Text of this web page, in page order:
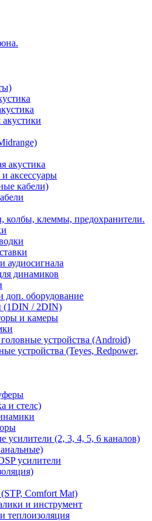
акустика
аксессуары
кабели)
колбы, клеммы, предохранители.
аудиосигнала
динамиков
оборудование
(1DIN / 2DIN)
и камеры
устройства (Android)
устройства (Teyes, Redpower,
и стелс)
усилители (2, 3, 4, 5, 6 каналов)
усилители
Comfort Mat)
и инструмент
теплоизоляция